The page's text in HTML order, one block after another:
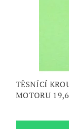
TĚSNÍCÍ
MOTORU